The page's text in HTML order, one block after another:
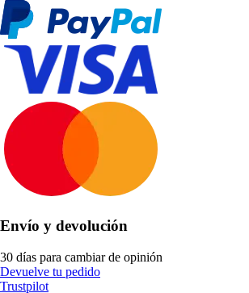
Envío y devolución
30 días para cambiar de opinión
Devuelve tu pedido
Trustpilot